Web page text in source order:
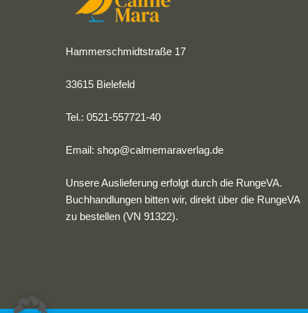
Hammerschmidtstraße 17
33615 Bielefeld
Tel.: 0521-557721-40
Email:shop@calmemaraverlag.de
Unsere Auslieferung erfolgt durch die RungeVA.
Buchhandlungen bitten wir, direkt über die RungeVA
zu bestellen (VN 91322).